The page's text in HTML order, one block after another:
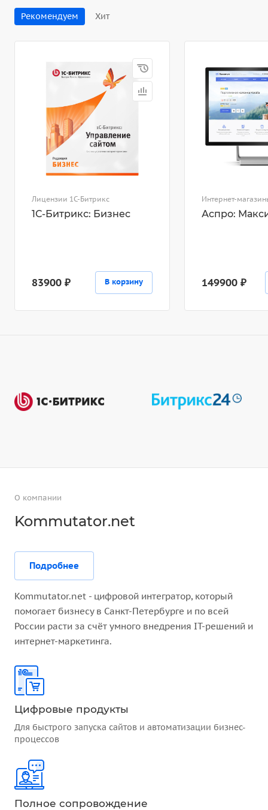
Рекомендуем Хит
Лицензии 1С-Битрикс
1С-Битрикс: Бизнес
83900 ₽ В корзину
Интернет-
Аспро:
149900 ₽
О компании
Kommutator.net
Подробнее
Kommutator.net - цифровой интегратор, который
помогает бизнесу в Санкт-Петербурге и по всей
России расти за счёт умного внедрения IT-решений и
интернет-маркетинга.
Цифровые продукты
Для быстрого запуска сайтов и автоматизации бизнес-
процессов
Полное сопровождение